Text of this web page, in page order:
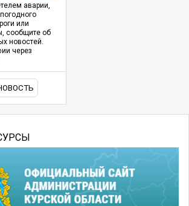
аварии,
или
сообщите об
новостей.
через